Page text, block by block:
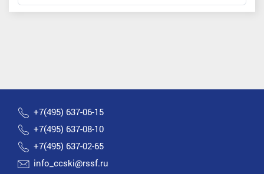
+7(495) 637-06-15
+7(495) 637-08-10
+7(495) 637-02-65
info_ccski@rssf.ru